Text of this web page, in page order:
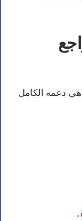
واحدة من التجارب السلسة التي يقدّمها HiPaint هي دعمه الكامل